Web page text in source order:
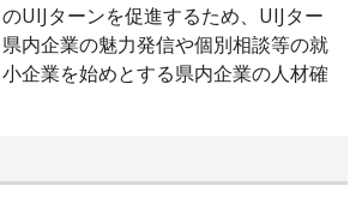
UIJターンを促進するため、UIJター
内企業の魅力発信や個別相談等の就
企業を始めとする県内企業の人材確